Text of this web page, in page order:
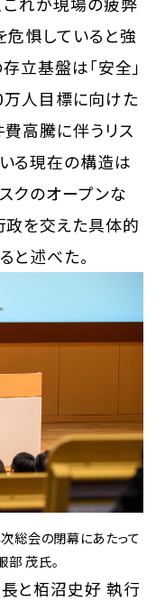
危惧していると強
立基盤は「安全」
万人目標に向けた
高騰に伴うリス
る現在の構造は
クのオープンな
政を交えた具体的
と述べた。
総会の閉幕にあたって
部 茂氏。
と栢沼史好 執行